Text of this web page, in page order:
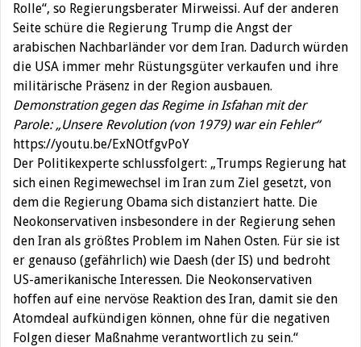
Rolle“, so Regierungsberater Mirweissi. Auf der anderen
Seite schüre die Regierung Trump die Angst der
arabischen Nachbarländer vor dem Iran. Dadurch würden
die USA immer mehr Rüstungsgüter verkaufen und ihre
militärische Präsenz in der Region ausbauen.
Demonstration gegen das Regime in Isfahan mit der
Parole: „Unsere Revolution (von 1979) war ein Fehler“
https://youtu.be/ExNOtfgvPoY
Der Politikexperte schlussfolgert: „Trumps Regierung hat
sich einen Regimewechsel im Iran zum Ziel gesetzt, von
dem die Regierung Obama sich distanziert hatte. Die
Neokonservativen insbesondere in der Regierung sehen
den Iran als größtes Problem im Nahen Osten. Für sie ist
er genauso (gefährlich) wie Daesh (der IS) und bedroht
US-amerikanische Interessen. Die Neokonservativen
hoffen auf eine nervöse Reaktion des Iran, damit sie den
Atomdeal aufkündigen können, ohne für die negativen
Folgen dieser Maßnahme verantwortlich zu sein.“